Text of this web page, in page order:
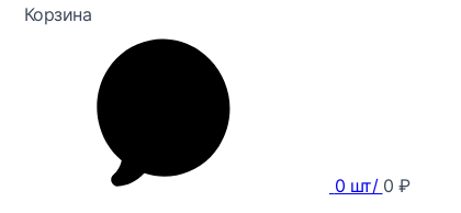
Корзина
0 шт/ 0 ₽